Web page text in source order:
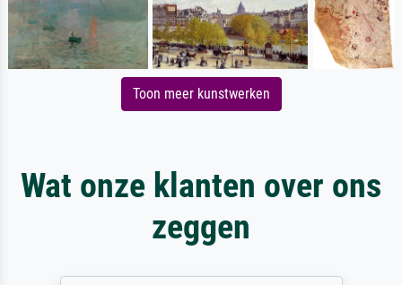
Toon meer kunstwerken
Wat onze klanten over ons
zeggen